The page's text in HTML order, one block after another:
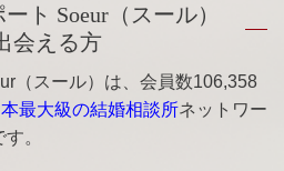
ト Soeur （スール）
会える方
（スール）は、会員数106,358
本最大級の結婚相談所ネットワー
す。